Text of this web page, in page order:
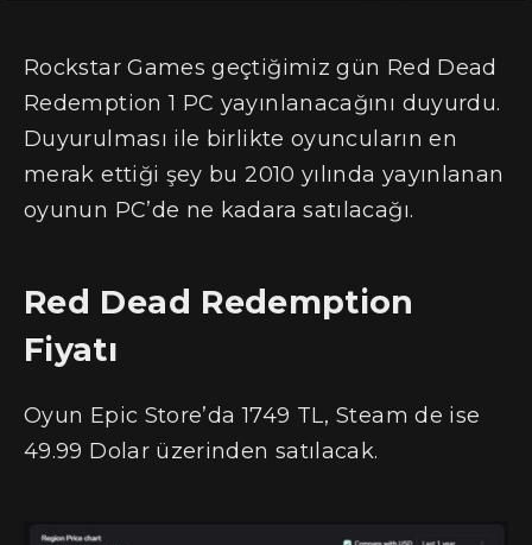
Rockstar Games geçtiğimiz gün Red Dead
Redemption 1 PC yayınlanacağını duyurdu.
Duyurulması ile birlikte oyuncuların en
merak ettiği şey bu 2010 yılında yayınlanan
oyunun PC’de ne kadara satılacağı.
Red Dead Redemption
Fiyatı
Oyun Epic Store’da 1749 TL, Steam de ise
49.99 Dolar üzerinden satılacak.